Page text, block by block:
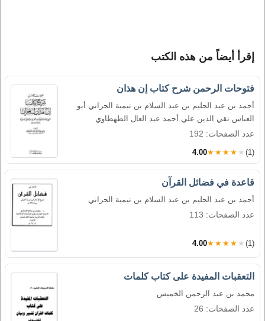
إقرأ أيضاً من هذه الكتب
فتوحات الرحمن شرح كتاب إن هذان
أحمد بن عبد الحليم بن عبد السلام بن تيمية الحراني أبو
العباس تقي الدين علي أحمد عبد العال الطهطاوي
عدد الصفحات: 192
4.00★★★★★ (1)
قاعدة في فضائل القرآن
أحمد بن عبد الحليم بن عبد السلام بن تيمية الحراني
عدد الصفحات: 113
4.00★★★★★ (1)
التعقبات المفيدة على كتاب كلمات
محمد بن عبد الرحمن الخميس
عدد الصفحات: 26